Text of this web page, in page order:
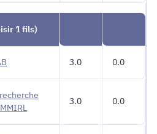
1 fils)
3.0 0.0
3.0 0.0